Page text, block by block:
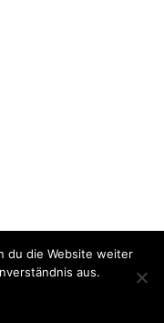
du die Website weiter
aus.